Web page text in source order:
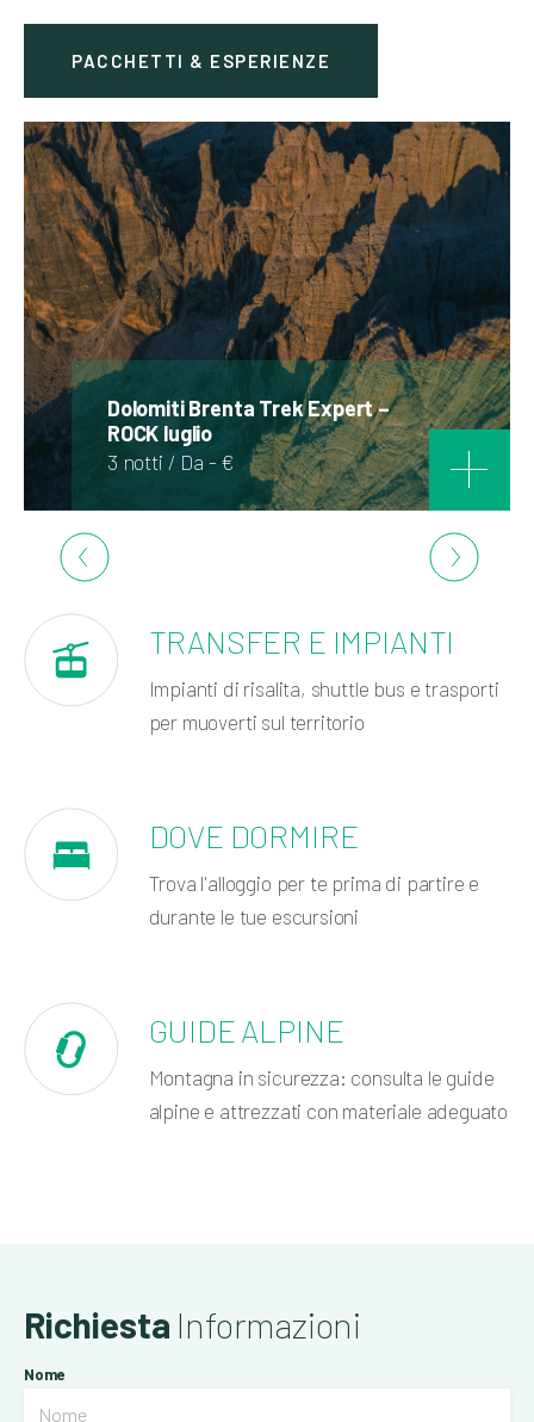
PACCHETTI & ESPERIENZE
Dolomiti Brenta Trek Expert –
ROCK luglio
3 notti / Da - €
TRANSFER E IMPIANTI
Impianti di risalita, shuttle bus e trasporti
per muoverti sul territorio
DOVE DORMIRE
Trova l'alloggio per te prima di partire e
durante le tue escursioni
GUIDE ALPINE
Montagna in sicurezza: consulta le guide
alpine e attrezzati con materiale adeguato
Richiesta Informazioni
Nome